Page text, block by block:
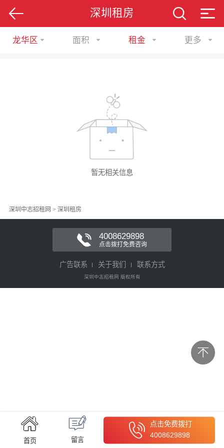
深圳租房
龙华区 面积 租金 更多
暂无相关信息
深圳中志招租网 > 深圳租房
首页 留言
点击免费拨打
4008629898
4008629898
点击拨打免费咨询
广告联系 关于我们 联系方式
深圳中志招租网 版权所有